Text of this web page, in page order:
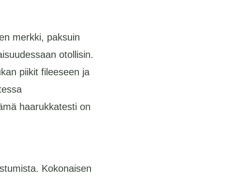
merkki, paksuin
otollisin.
piikit fileeseen ja
haarukkatesti on
Kokonaisen